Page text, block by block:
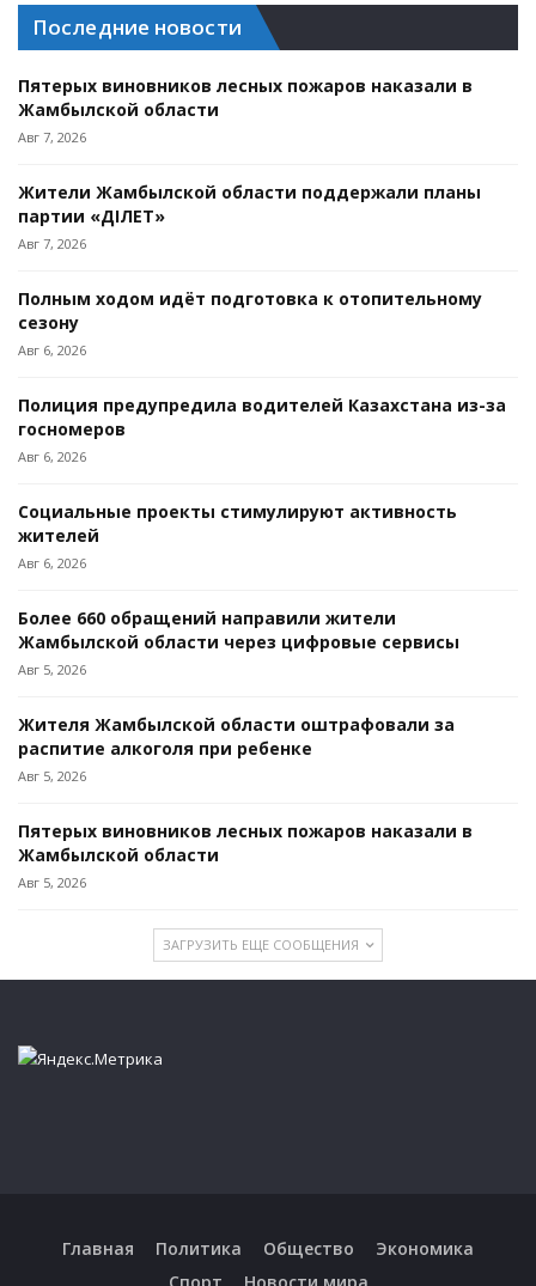
Последние новости
Пятерых виновников лесных пожаров наказали в
Жамбылской области
Авг 7, 2026
Жители Жамбылской области поддержали планы
партии «ӘДІЛЕТ»
Авг 7, 2026
Полным ходом идёт подготовка к отопительному
сезону
Авг 6, 2026
Полиция предупредила водителей Казахстана из-за
госномеров
Авг 6, 2026
Социальные проекты стимулируют активность
жителей
Авг 6, 2026
Более 660 обращений направили жители
Жамбылской области через цифровые сервисы
Авг 5, 2026
Жителя Жамбылской области оштрафовали за
распитие алкоголя при ребенке
Авг 5, 2026
Пятерых виновников лесных пожаров наказали в
Жамбылской области
Авг 5, 2026
ЗАГРУЗИТЬ ЕЩЕ СООБЩЕНИЯ
Главная Политика Общество
Экономика